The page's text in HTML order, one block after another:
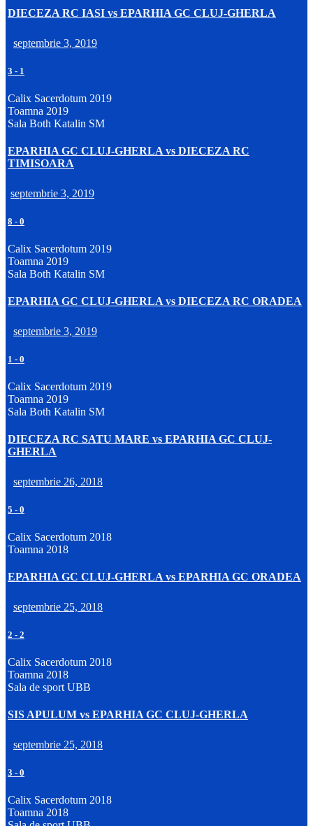
DIECEZA RC IASI vs EPARHIA GC CLUJ-GHERLA
septembrie 3, 2019
3 - 1
Calix Sacerdotum 2019
Toamna 2019
Sala Both Katalin SM
EPARHIA GC CLUJ-GHERLA vs DIECEZA RC
TIMISOARA
septembrie 3, 2019
8 - 0
Calix Sacerdotum 2019
Toamna 2019
Sala Both Katalin SM
EPARHIA GC CLUJ-GHERLA vs DIECEZA RC ORADEA
septembrie 3, 2019
1 - 0
Calix Sacerdotum 2019
Toamna 2019
Sala Both Katalin SM
DIECEZA RC SATU MARE vs EPARHIA GC CLUJ-
GHERLA
septembrie 26, 2018
5 - 0
Calix Sacerdotum 2018
Toamna 2018
EPARHIA GC CLUJ-GHERLA vs EPARHIA GC ORADEA
septembrie 25, 2018
2 - 2
Calix Sacerdotum 2018
Toamna 2018
Sala de sport UBB
SIS APULUM vs EPARHIA GC CLUJ-GHERLA
septembrie 25, 2018
3 - 0
Calix Sacerdotum 2018
Toamna 2018